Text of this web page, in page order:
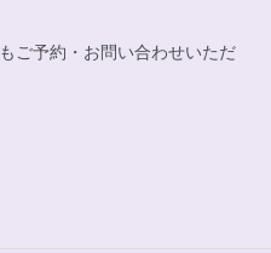
ご予約・お問い合わせいただ